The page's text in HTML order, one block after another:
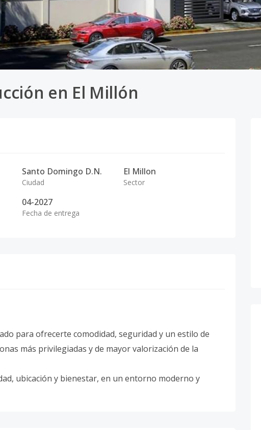
en El Millón
Santo Domingo D.N.
Ciudad
El Millon
Sector
04-2027
Fecha de entrega
para ofrecerte comodidad, seguridad y un estilo de
más privilegiadas y de mayor valorización de la
ubicación y bienestar, en un entorno moderno y